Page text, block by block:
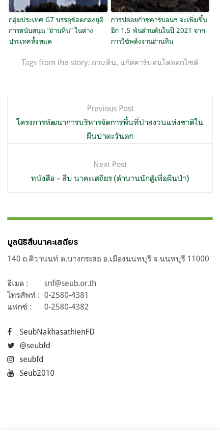
กลุ่มประเทศ G7 บรรลุข้อตกลงยุติ
การสนับสนุน “ถ่านหิน” ในต่าง
ประเทศทั้งหมด
การปล่อยก๊าซคาร์บอนฯ จะเพิ่มขึ้น
อีก 1.5 พันล้านตันในปี 2021 จาก
การใช้พลังงานถ่านหิน
Tags from the story: ถ่านหิน, แก๊สคาร์บอนไดออกไซด์
เรื่อง
Previous Post
โครงการพัฒนาการบริหารจัดการพื้นที่ป่าสงวนแห่งชาติใน
ผืนป่าตะวันตก
Next Post
หนังสือ – สืบ นาคะเสถียร (ตำนานนักสู้เพื่อผืนป่า)
มูลนิธิสืบนาคะเสถียร
140 ถ.ติวานนท์ ต.บางกระสอ อ.เมืองนนทบุรี จ.นนทบุรี 11000
อีเมล :
snf@seub.or.th
โทรศัพท์ : 0-2580-4381
แฟกซ์ :
0-2580-4382
SeubNakhasathienFD
@seubfd
seubfd
Seub2010